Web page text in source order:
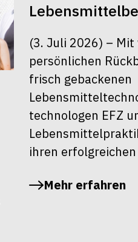
(3. Juli 2026) –
persönlichen
frisch gebackenen
technologen EFZ
ihren
Mehr erfahren